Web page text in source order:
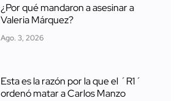
¿Por qué mandaron a asesinar a
Valeria Márquez?
Ago. 3, 2026
Esta es la razón por la que el ´R1´
ordenó matar a Carlos Manzo